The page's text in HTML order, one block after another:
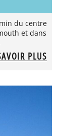
du centre
et dans
PLUS